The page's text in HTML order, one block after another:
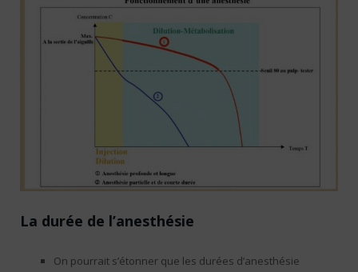
La durée de l’anesthésie
On pourrait s’étonner que les durées d’anesthésie